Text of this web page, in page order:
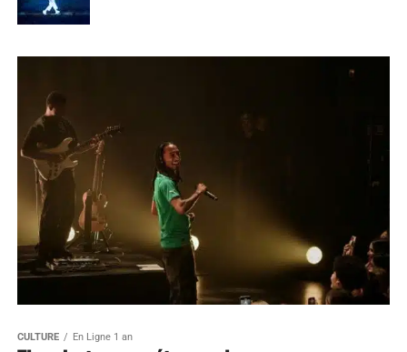
CULTURE En Ligne 1 an